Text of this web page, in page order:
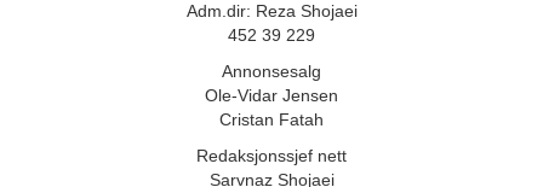
Adm.dir: Reza Shojaei
452 39 229
Annonsesalg
Ole-Vidar Jensen
Cristan Fatah
Redaksjonssjef nett
Sarvnaz Shojaei